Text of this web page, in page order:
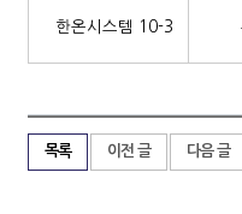
한온시스템 10-3
목록 이전 글 다음 글